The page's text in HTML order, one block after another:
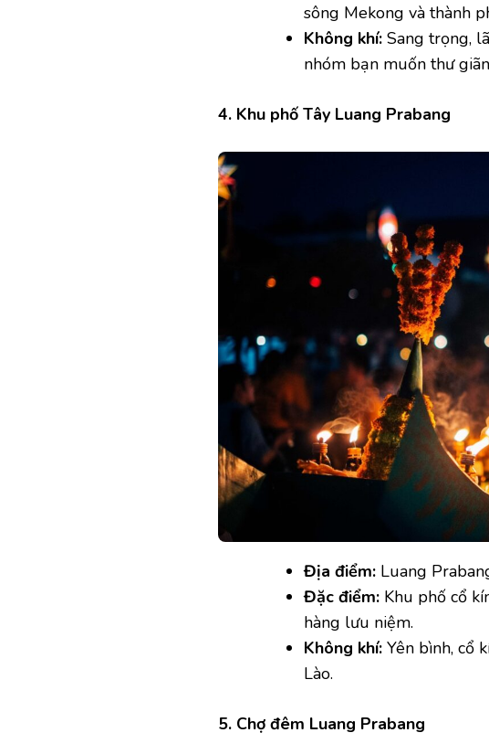
sông Mekong và thành
Không khí: Sang trọng,
nhóm bạn muốn thư
4. Khu phố Tây Luang Prabang
Địa điểm: Luang
Đặc điểm: Khu phố cổ
hàng lưu niệm.
Không khí: Yên bình, cổ
Lào.
5. Chợ đêm Luang Prabang